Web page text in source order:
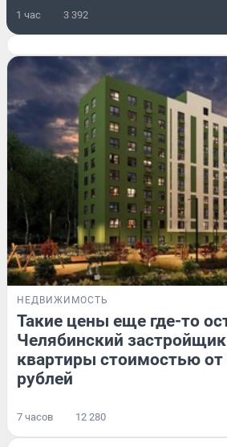
1 час 3 392
НЕДВИЖИМОСТЬ
Такие цены еще где-то
Челябинский застройщик
квартиры стоимостью от
рублей
7 часов 12 280